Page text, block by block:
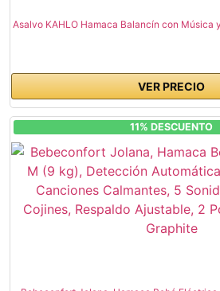
Asalvo KAHLO Hamaca Balancín con Música
VER PRECIO
11% DESCUENTO